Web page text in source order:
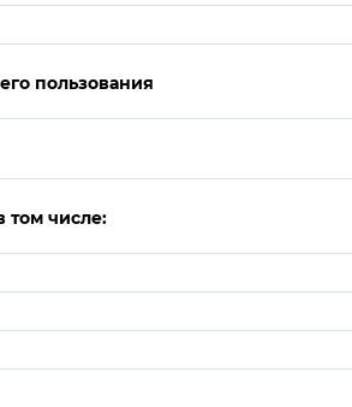
пользования
том числе: